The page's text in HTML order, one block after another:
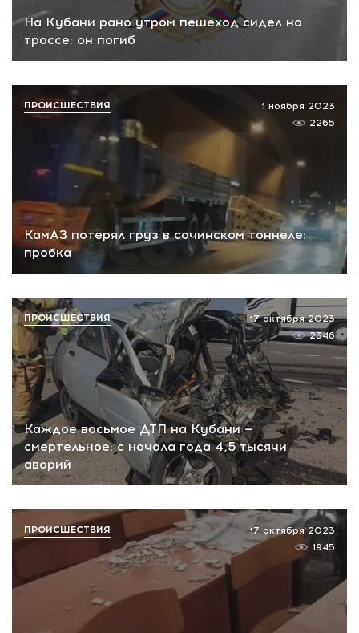
На Кубани рано утром пешеход сидел на
трассе: он погиб
КамАЗ потерял груз в сочинском тоннеле:
пробка
1 ноября 2023
2265
ПРОИСШЕСТВИЯ
Каждое восьмое ДТП на Кубани —
смертельное: с начала года 4,5 тысячи
аварий
17 октября 2023
2346
ПРОИСШЕСТВИЯ
17 октября 2023
1945
ПРОИСШЕСТВИЯ